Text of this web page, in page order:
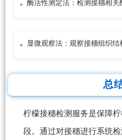
酶活性测定法：检测接穗相关
显微观察法：观察接穗组织结
总
柠檬接穗检测服务是保障
段。通过对接穗进行系统